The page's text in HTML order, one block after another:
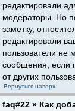
редактировали
модераторы. Но
заметку,
редактировали
пользователи не
сообщения, если
от других
Вернуться наверх
faq#22 » Как